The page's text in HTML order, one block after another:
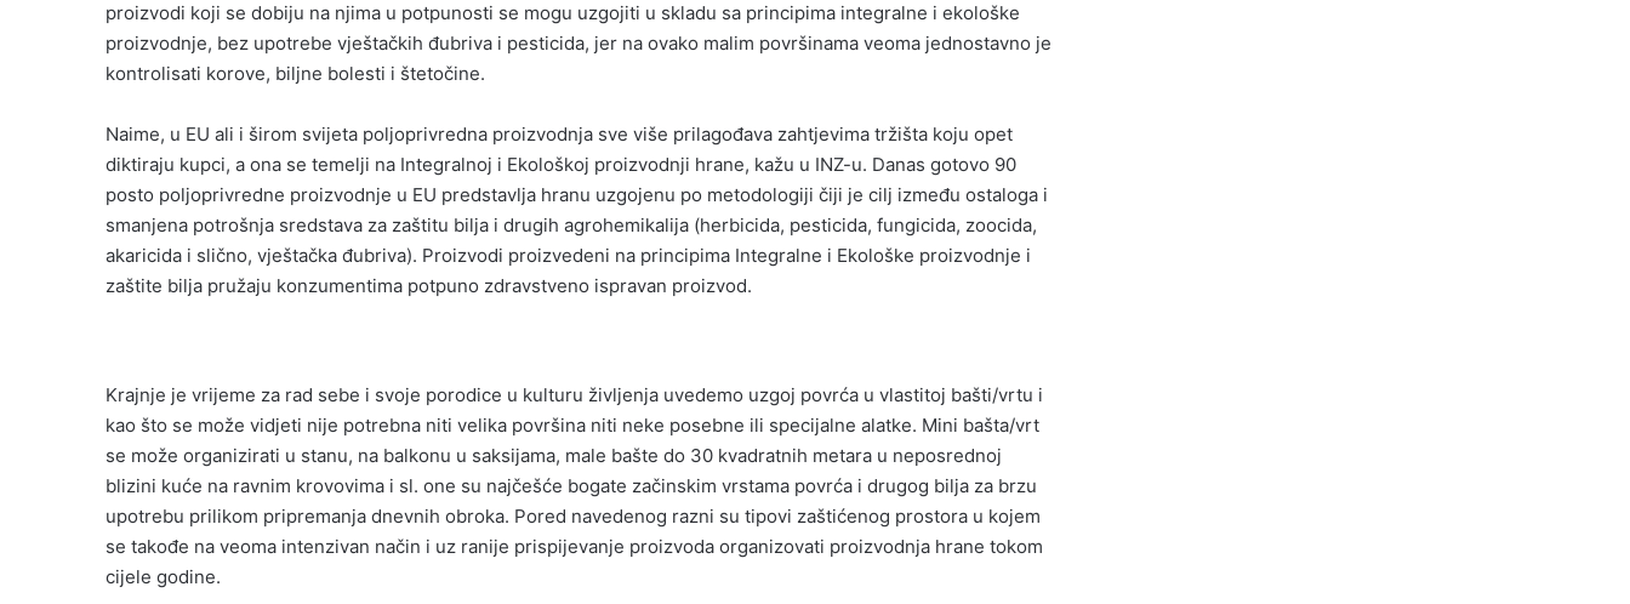
proizvodi koji se dobiju na njima u potpunosti se mogu uzgojiti u skladu sa principima integralne i ekološke
proizvodnje, bez upotrebe vještačkih đubriva i pesticida, jer na ovako malim površinama veoma jednostavno je
kontrolisati korove, biljne bolesti i štetočine.
Naime, u EU ali i širom svijeta poljoprivredna proizvodnja sve više prilagođava zahtjevima tržišta koju opet
diktiraju kupci, a ona se temelji na Integralnoj i Ekološkoj proizvodnji hrane, kažu u INZ-u. Danas gotovo 90
posto poljoprivredne proizvodnje u EU predstavlja hranu uzgojenu po metodologiji čiji je cilj između ostaloga i
smanjena potrošnja sredstava za zaštitu bilja i drugih agrohemikalija (herbicida, pesticida, fungicida, zoocida,
akaricida i slično, vještačka đubriva). Proizvodi proizvedeni na principima Integralne i Ekološke proizvodnje i
zaštite bilja pružaju konzumentima potpuno zdravstveno ispravan proizvod.
Krajnje je vrijeme za rad sebe i svoje porodice u kulturu življenja uvedemo uzgoj povrća u vlastitoj bašti/vrtu i
kao što se može vidjeti nije potrebna niti velika površina niti neke posebne ili specijalne alatke. Mini bašta/vrt
se može organizirati u stanu, na balkonu u saksijama, male bašte do 30 kvadratnih metara u neposrednoj
blizini kuće na ravnim krovovima i sl. one su najčešće bogate začinskim vrstama povrća i drugog bilja za brzu
upotrebu prilikom pripremanja dnevnih obroka. Pored navedenog razni su tipovi zaštićenog prostora u kojem
se takođe na veoma intenzivan način i uz ranije prispijevanje proizvoda organizovati proizvodnja hrane tokom
cijele godine.